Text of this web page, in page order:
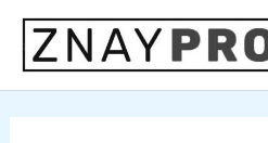
содержимому